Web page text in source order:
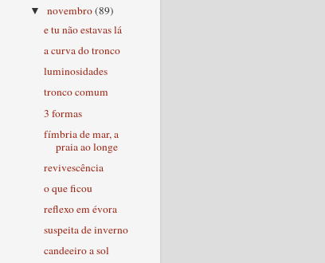
▼novembro(89)
e tu não estavas lá
a curva do tronco
luminosidades
tronco comum
3 formas
fímbria de mar, a
praia ao longe
revivescência
o que ficou
reflexo em évora
suspeita de inverno
candeeiro a sol